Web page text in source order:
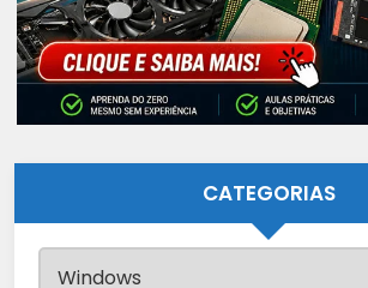
CATEGORIAS